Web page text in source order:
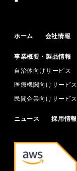
ホーム 会社情報
事業概要・製品情報
自治体向けサービス
医療機関向けサービス
民間企業向けサービス
ニュース 採用情報